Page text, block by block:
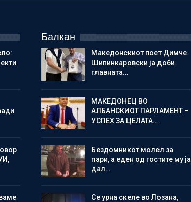
Балкан
Македонскиот поет Димче
Шипинкаровски ја доби
главната…
МАКЕДОНЕЦ ВО
АЛБАНСКИОТ ПАРЛАМЕНТ –
УСПЕХ ЗА ЦЕЛАТА…
Бездомникот молел за
пари, а еден од гостите му ја
дал…
Се урна скеле во Лозана,